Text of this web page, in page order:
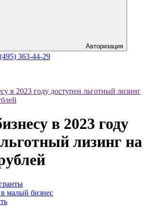
Авторизация
363-44-29
в 2023 году доступен льготный лизинг
в 2023 году
лизинг на
малый бизнес